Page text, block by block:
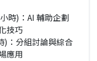
時)：AI 輔助企劃
技巧
)：分組討論與綜合
應用